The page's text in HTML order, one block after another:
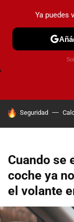
HOY SE HABLA DE
Seguridad
Cuando se
coche ya
el volante
Ya puedes